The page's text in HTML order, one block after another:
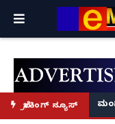
ಬ್ರೇಕಿಂಗ್ ನ್ಯೂಸ್
ರಜೆ ಘೋಷಣೆ!
ಕುಲಾಲ್‌ಗೆ ಆಳ್ವಾಸ್